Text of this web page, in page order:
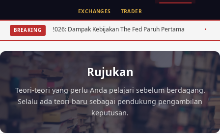
EXCHANGES TRADER
BREAKING
Dampak Kebijakan The Fed Paruh Pertama Regulasi Kripto
Rujukan
Teori-teori yang perlu Anda pelajari sebelum berdagang.
Selalu ada teori baru sebagai pendukung pengambilan
keputusan.